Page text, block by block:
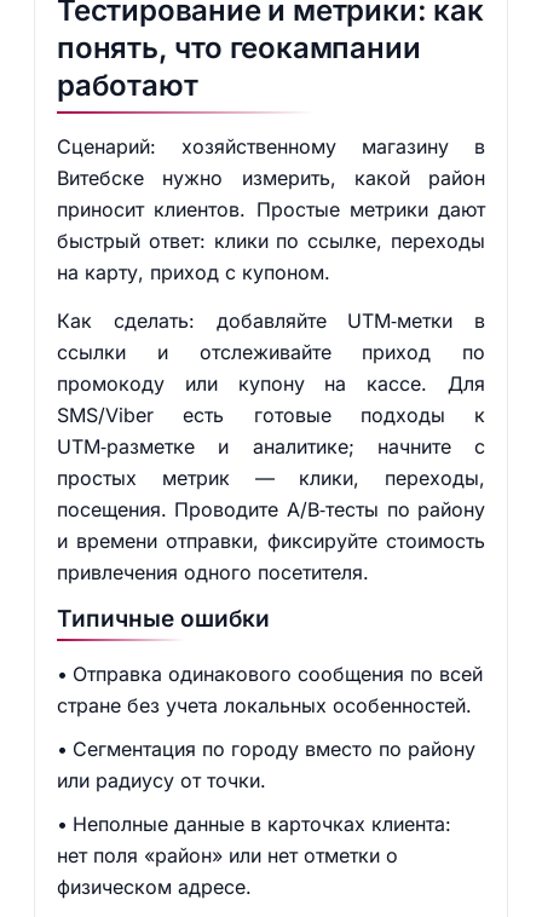
Тестирование и метрики: как
понять, что геокампании
работают
Сценарий: хозяйственному магазину в
Витебске нужно измерить, какой район
приносит клиентов. Простые метрики дают
быстрый ответ: клики по ссылке, переходы
на карту, приход с купоном.
Как сделать: добавляйте UTM‑метки в
ссылки и отслеживайте приход по
промокоду или купону на кассе. Для
SMS/Viber есть готовые подходы к
UTM‑разметке и аналитике; начните с
простых метрик — клики, переходы,
посещения. Проводите A/B‑тесты по району
и времени отправки, фиксируйте стоимость
привлечения одного посетителя.
Типичные ошибки
Отправка одинакового сообщения по всей
стране без учета локальных особенностей.
Сегментация по городу вместо по району
или радиусу от точки.
Неполные данные в карточках клиента:
нет поля «район» или нет отметки о
физическом адресе.